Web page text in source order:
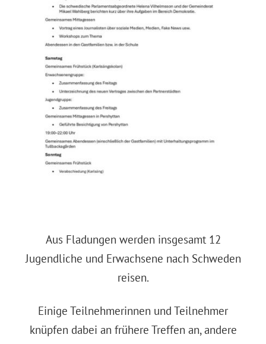
Aus Fladungen werden insgesamt 12
Jugendliche und Erwachsene nach Schweden
reisen.
Einige Teilnehmerinnen und Teilnehmer
knüpfen dabei an frühere Treffen an, andere